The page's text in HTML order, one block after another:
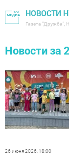
НОВОСТИ
Газета "Дружба",
Новости за
26 июня 2026, 18:00